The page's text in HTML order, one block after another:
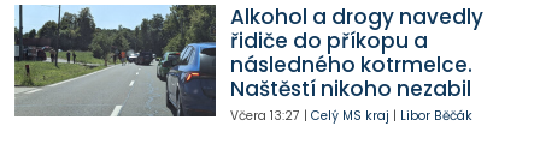
Alkohol a drogy navedly
řidiče do příkopu a
následného kotrmelce.
Naštěstí nikoho nezabil
Včera 13:27 | Celý MS kraj | Libor Běčák